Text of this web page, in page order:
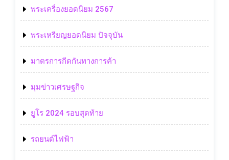
พระเครื่องยอดนิยม 2567
พระเหรียญยอดนิยม ปัจจุบัน
มาตรการกีดกันทางการค้า
มุมข่าวเศรษฐกิจ
ยูโร 2024 รอบสุดท้าย
รถยนต์ไฟฟ้า